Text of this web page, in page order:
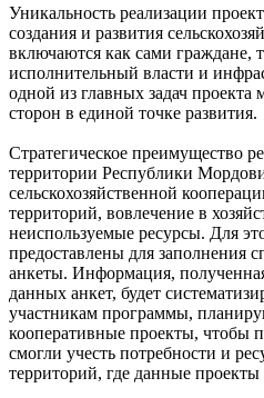
Уникальность реализации
создания и развития
включаются как сами граждане,
исполнительный власти и
одной из главных задач
сторон в единой точке развития.
Стратегическое преимущество
территории Республики
сельскохозяйственной
территорий, вовлечение в
неиспользуемые ресурсы. Для
предоставлены для заполнения
анкеты. Информация, полученная
данных анкет, будет
участникам программы,
кооперативные проекты, чтобы
смогли учесть потребности и
территорий, где данные проекты